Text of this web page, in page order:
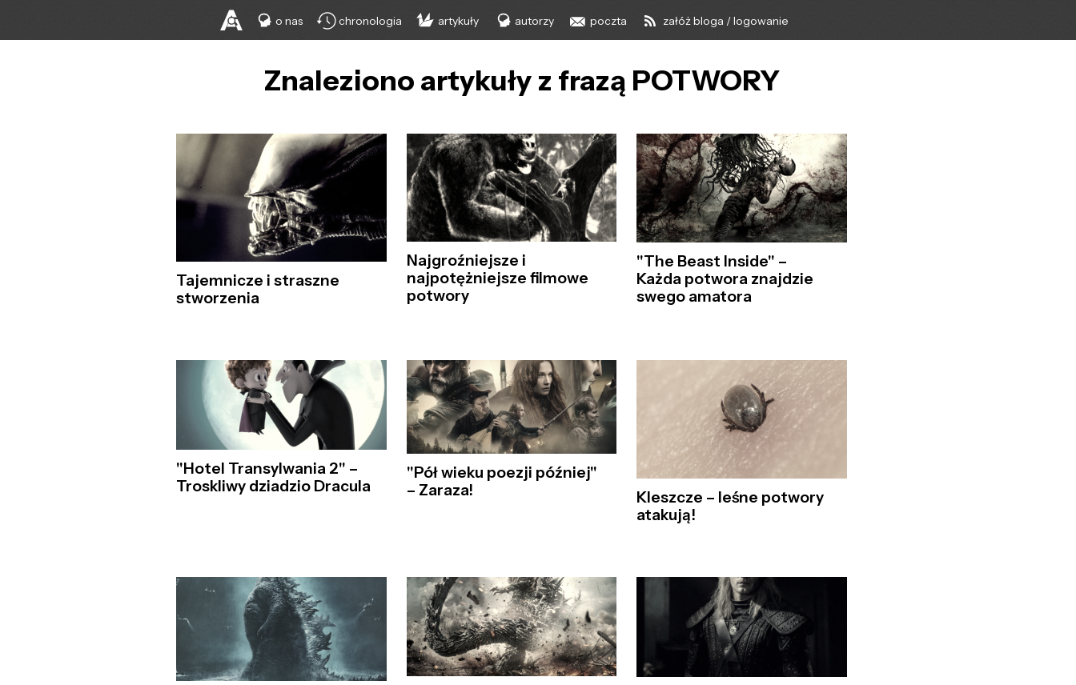
o nas chronologia artykuły autorzy poczta załóż bloga / logowanie
Znaleziono artykuły z frazą POTWORY
Tajemnicze i straszne
stworzenia
Najgroźniejsze i
najpotężniejsze filmowe
potwory
"The Beast Inside" –
Każda potwora znajdzie
swego amatora
"Hotel Transylwania 2" –
Troskliwy dziadzio Dracula
"Pół wieku poezji później"
– Zaraza!
Kleszcze – leśne potwory
atakują!